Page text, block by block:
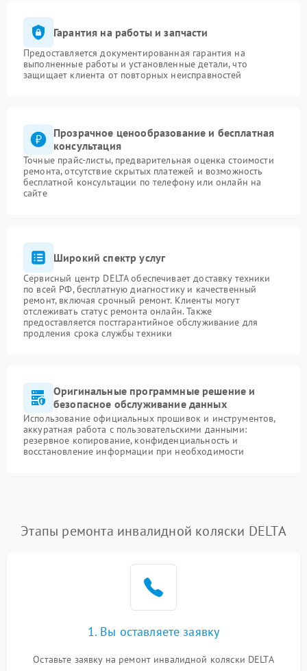
Гарантия на работы и запчасти
Предоставляется документированная гарантия на
выполненные работы и установленные детали, что
защищает клиента от повторных неисправностей
Прозрачное ценообразование и бесплатная
консультация
Точные прайс-листы, предварительная оценка стоимости
ремонта, отсутствие скрытых платежей и возможность
бесплатной консультации по телефону или онлайн на
сайте
Широкий спектр услуг
Сервисный центр DELTA обеспечивает доставку техники
по всей РФ, бесплатную диагностику и качественный
ремонт, включая срочный ремонт. Клиенты могут
отслеживать статус ремонта онлайн. Также
предоставляется постгарантийное обслуживание для
продления срока службы техники
Оригинальные программные решение и
безопасное обслуживание данных
Использование официальных прошивок и инструментов,
аккуратная работа с пользовательскими данными:
резервное копирование, конфиденциальность и
восстановление информации при необходимости
Этапы ремонта инвалидной коляски DELTA
1. Вы оставляете заявку
Оставьте заявку на ремонт инвалидной коляски DELTA